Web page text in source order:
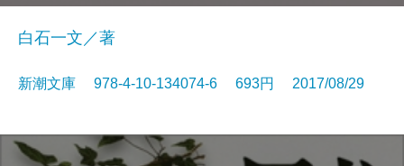
白石一文／著
新潮文庫 978-4-10-134074-6 693円 2017/08/29